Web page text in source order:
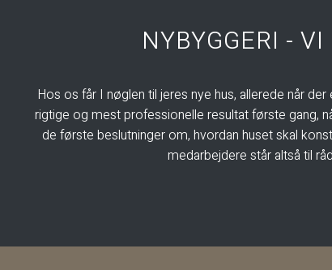
NYBYGGERI -
Hos os får I nøglen til jeres nye hus, allerede når
rigtige og mest professionelle resultat første gang,
de første beslutninger om, hvordan huset skal
medarbejdere står altså til